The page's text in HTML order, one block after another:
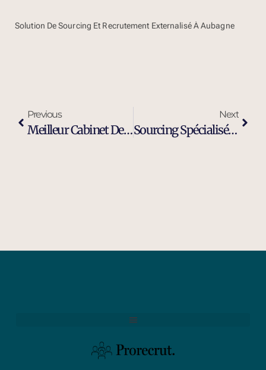
Solution De Sourcing Et Recrutement Externalisé À Aubagne
Previous
Meilleur Cabinet De Recrutement Executive Search À Port-De-Bouc
Next
Sourcing Spécialisé Profil Industriel À Port-De-Bouc